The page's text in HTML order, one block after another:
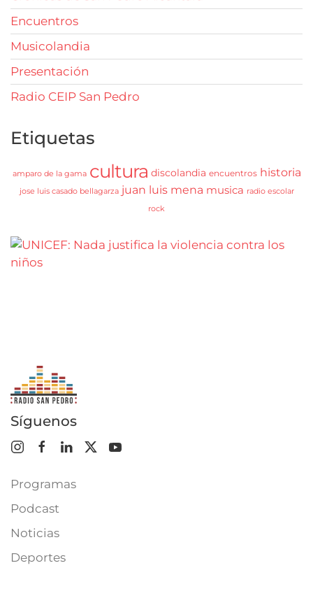
Encuentros
Musicolandia
Presentación
Radio CEIP San Pedro
Etiquetas
amparo de la gama cultura discolandia encuentros historia
jose luis casado bellagarza juan luis mena musica radio escolar
rock
Síguenos
Programas
Podcast
Noticias
Deportes